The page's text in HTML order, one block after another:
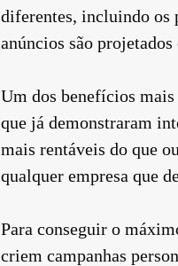
diferentes, incluindo os
anúncios são
Um dos benefícios
que já demonstraram
mais rentáveis ​​do que
qualquer empresa que
Para conseguir o
criem campanhas